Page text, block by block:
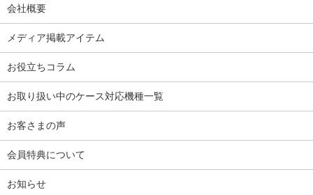
会社概要
メディア掲載アイテム
お役立ちコラム
お取り扱い中のケース対応機種一覧
お客さまの声
会員特典について
お知らせ